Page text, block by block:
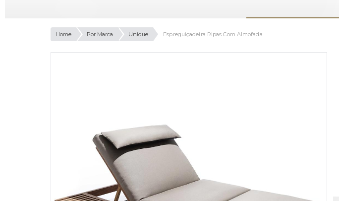
Home Por Marca Unique Espreguiçadeira Ripas Com Almofada